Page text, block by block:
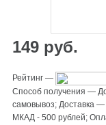
149 руб.
Рейтинг —
Способ получения —
самовывоз; Доставка —
МКАД - 500 рублей;